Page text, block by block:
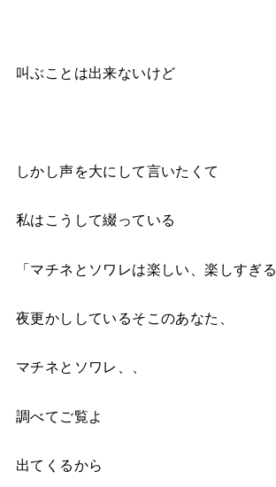
叫ぶことは出来ないけど
しかし声を大にして言いたくて
私はこうして綴っている
「マチネとソワレは楽しい、楽しすぎる
夜更かししているそこのあなた、
マチネとソワレ、、
調べてご覧よ
出てくるから